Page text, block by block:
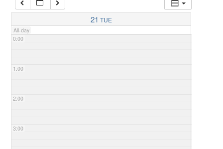
21 TUE
All-day
0:00
1:00
2:00
3:00